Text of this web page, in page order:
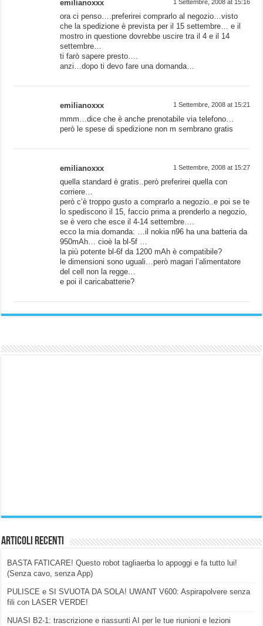
emilianoxxx 1 Settembre, 2008 at 15:16
ora ci penso….preferirei comprarlo al negozio…visto
che la spedizione è prevista per il 15 settembre… e il
mostro in questione dovrebbe uscire tra il 4 e il 14
settembre…
ti farò sapere presto….
anzi…dopo ti devo fare una domanda…
emilianoxxx 1 Settembre, 2008 at 15:21
mmm…dice che è anche prenotabile via telefono…
però le spese di spedizione non m sembrano gratis
emilianoxxx 1 Settembre, 2008 at 15:27
quella standard è gratis..però preferirei quella con
corriere…
però c’è troppo gusto a comprarlo a negozio..e poi se te
lo spediscono il 15, faccio prima a prenderlo a negozio,
se è vero che esce il 4-14 settembre….
ecco la mia domanda: …il nokia n96 ha una batteria da
950mAh… cioè la bl-5f …
la più potente bl-6f da 1200 mAh è compatibile?
le dimensioni sono uguali…però magari l’alimentatore
del cell non la regge…
e poi il caricabatterie?
Articoli Recenti
BASTA FATICARE! Questo robot tagliaerba lo appoggi e fa tutto lui!
(Senza cavo, senza App)
PULISCE e SI SVUOTA DA SOLA! UWANT V600: Aspirapolvere senza
fili con LASER VERDE!
NUASI B2-1: trascrizione e riassunti AI per le tue riunioni e lezioni